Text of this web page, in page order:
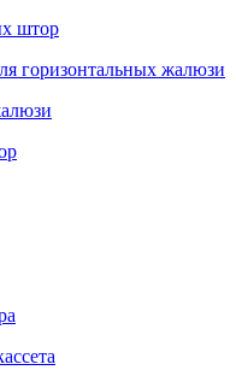
штор
горизонтальных жалюзи